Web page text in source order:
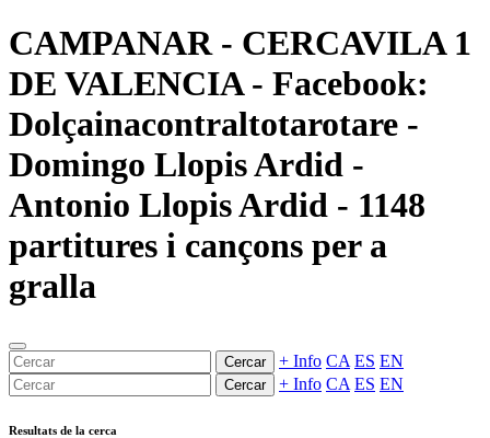
CAMPANAR - CERCAVILA 1
DE VALENCIA - Facebook:
Dolçainacontraltotarotare -
Domingo Llopis Ardid -
Antonio Llopis Ardid - 1148
partitures i cançons per a
gralla
Cercar + Info CA ES EN
Cercar + Info CA ES EN
Resultats de la cerca